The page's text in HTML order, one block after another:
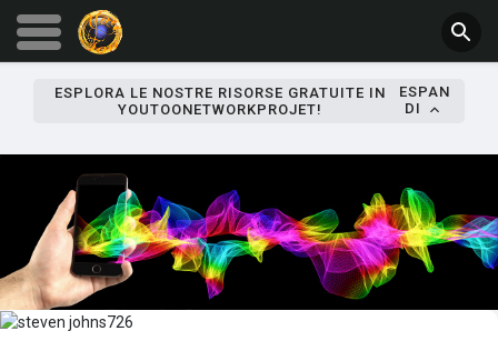
ESPLORA LE NOSTRE RISORSE GRATUITE IN
YOUTOONETWORKPROJET!
ESPAN
DI